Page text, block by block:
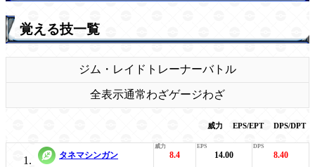
覚える技一覧
ジム・レイド トレーナーバトル
全表示通常わざゲージわざ
威力 EPS/EPT DPS/DPT
タネマシンガン 8.4 14.00 8.40